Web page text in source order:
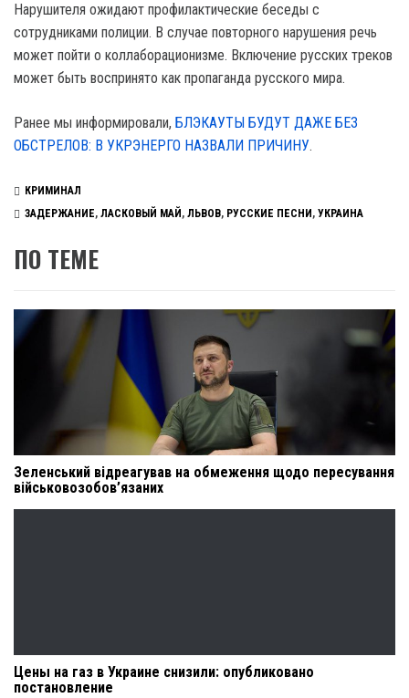
Нарушителя ожидают профилактические беседы с
сотрудниками полиции. В случае повторного нарушения речь
может пойти о коллаборационизме. Включение русских треков
может быть воспринято как пропаганда русского мира.
Ранее мы информировали, БЛЭКАУТЫ БУДУТ ДАЖЕ БЕЗ
ОБСТРЕЛОВ: В УКРЭНЕРГО НАЗВАЛИ ПРИЧИНУ.
КРИМИНАЛ
ЗАДЕРЖАНИЕ, ЛАСКОВЫЙ МАЙ , ЛЬВОВ, РУССКИЕ ПЕСНИ , УКРАИНА
ПО ТЕМЕ
Зеленський відреагував на обмеження щодо пересування
військовозобов’язаних
Цены на газ в Украине снизили: опубликовано
постановление